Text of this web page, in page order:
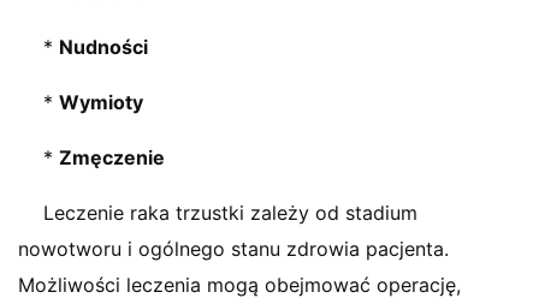
* Nudności
* Wymioty
* Zmęczenie
Leczenie raka trzustki zależy od stadium
nowotworu i ogólnego stanu zdrowia pacjenta.
Możliwości leczenia mogą obejmować operację,